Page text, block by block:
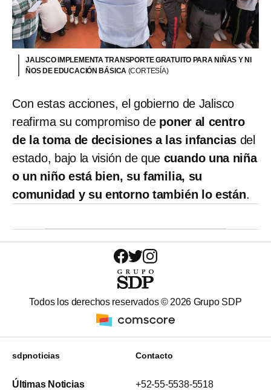
JALISCO IMPLEMENTA TRANSPORTE GRATUITO PARA NIÑAS Y NI
ÑOS DE EDUCACIÓN BÁSICA (CORTESÍA)
Con estas acciones, el gobierno de Jalisco
reafirma su compromiso de poner al centro
de la toma de decisiones a las infancias del
estado, bajo la visión de que cuando una niña
o un niño está bien, su familia, su
comunidad y su entorno también lo están.
Todos los derechos reservados © 2026 Grupo SDP
sdpnoticias
Últimas Noticias
Contacto
+52-55-5538-5518